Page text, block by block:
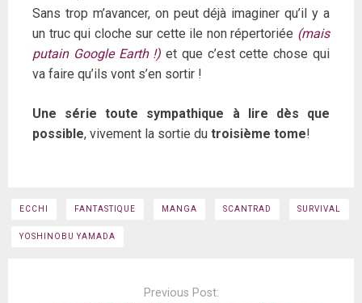
Sans trop m’avancer, on peut déjà imaginer qu’il y a
un truc qui cloche sur cette ile non répertoriée (mais
putain Google Earth !) et que c’est cette chose qui
va faire qu’ils vont s’en sortir !
Une série toute sympathique à lire dès que
possible, vivement la sortie du troisième tome!
ECCHI FANTASTIQUE MANGA SCANTRAD SURVIVAL
YOSHINOBU YAMADA
Previous Post: